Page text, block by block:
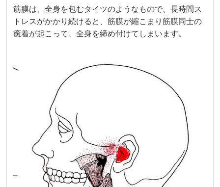
筋膜は、全身を包むタイツのようなもので、長時間ス
トレスがかかり続けると、筋膜が縮こまり筋膜同士の
癒着が起こって、全身を締め付けてしまいます。